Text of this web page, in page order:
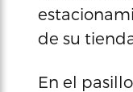
de su
En el